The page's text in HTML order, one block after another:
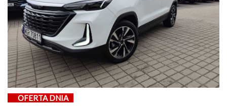
OFERTA DNIA